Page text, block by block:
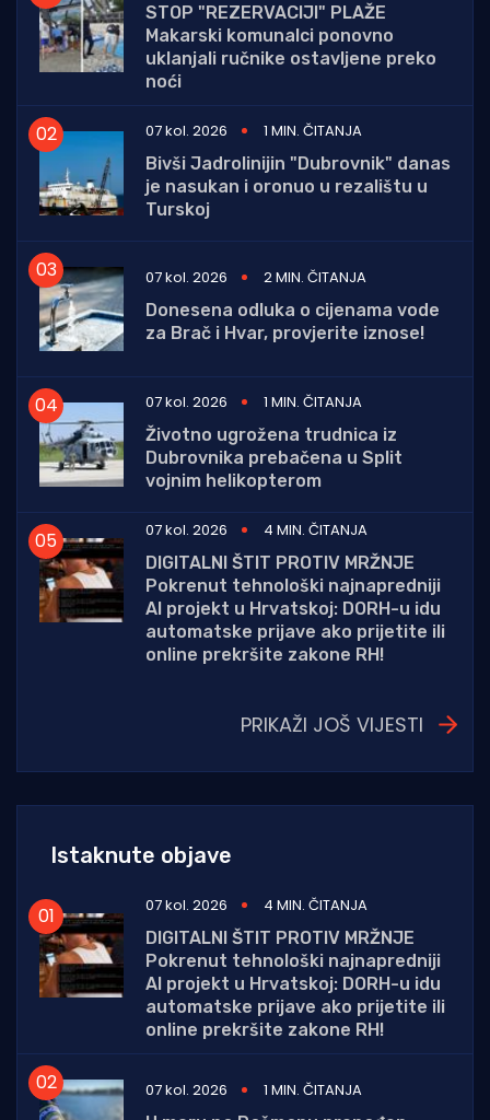
STOP "REZERVACIJI" PLAŽE
Makarski komunalci ponovno
uklanjali ručnike ostavljene preko
noći
07 kol. 2026
1 MIN. ČITANJA
Bivši Jadrolinijin "Dubrovnik" danas
je nasukan i oronuo u rezalištu u
Turskoj
07 kol. 2026
2 MIN. ČITANJA
Donesena odluka o cijenama vode
za Brač i Hvar, provjerite iznose!
07 kol. 2026
1 MIN. ČITANJA
Životno ugrožena trudnica iz
Dubrovnika prebačena u Split
vojnim helikopterom
07 kol. 2026
4 MIN. ČITANJA
DIGITALNI ŠTIT PROTIV MRŽNJE
Pokrenut tehnološki najnapredniji
AI projekt u Hrvatskoj: DORH-u idu
automatske prijave ako prijetite ili
online prekršite zakone RH!
PRIKAŽI JOŠ VIJESTI
Istaknute objave
07 kol. 2026
4 MIN. ČITANJA
DIGITALNI ŠTIT PROTIV MRŽNJE
Pokrenut tehnološki najnapredniji
AI projekt u Hrvatskoj: DORH-u idu
automatske prijave ako prijetite ili
online prekršite zakone RH!
07 kol. 2026
1 MIN. ČITANJA